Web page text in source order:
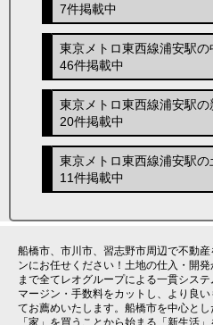
7件掲載中
東京メトロ東西線浦安駅
46件掲載中
東京メトロ東西線浦安駅の
20件掲載中
東京メトロ東西線浦安駅の
11件掲載中
船橋市、市川市、習志野市周辺で不動
ンにお任せください！土地の仕入・開
まで全てレオグループによる一貫シス
マージン・手数料をカットし、より良
てお薦めいたします。船橋市を中心とし
「家」を買うことから始まる「新生活